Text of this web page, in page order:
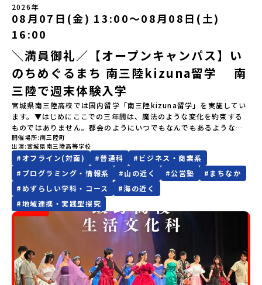
合、以下のルールに沿って対応させていただきます。ご了承くださ
い。プログラム開催日の前日＜7月27日＞から、【キャンセルのご連
絡日：お支払いいただく旅行代金】・21日目にあたる日以前：無
の前日：40％・プログラム開始日当日：50％・ご連絡無しでの不参
加またはプログラム開始後の解除：100％・催行中止について天候な
どの状況等によって開催を見合わせる可能性があります。その場合
は原則、開催日1週間前までにご連絡いたします。又、最少催行人数
に達しなかった場合は、開催日3週間前までに催行中止の旨をメール
にてご連絡いたします。・よくあるご質問その他、よくあるご質問
についてはこちらをご確認ください。運営団体について＜プログラ
ム主催：一般財団法人地域・教育魅力化プラットフォーム＞「意志
ある若者にあふれる持続可能な地域・社会をつくる」というビジョ
ンを掲げ、2017年3月に島根県に設立した教育事業団体です。日本
全国約200の高校と連携しながら、中学卒業後に地域の枠を越えて生
徒一人ひとりの夢や価値観に合った地域・学校で1〜3年間過ごすこ
とができるシステム「地域みらい留学」をはじめとした、教育事業
や地域活性モデルをつくり続けています。名 称：一般財団法人地
域・教育魅力化プラットフォーム設 立：2017年3月代表者：岩本
悠所在地：〒690-0842 島根県松江市東本町二丁目25-6 みらい
BASE2階 その他所在地公式HP：http://c-platform.or.jp/お問い
合わせ先担当：小川・小原E-mail：info@miratabi.jp「おためし
地域留学体験」のプログラム開催情報を公式LINEにて配信中！ぜひ
ご登録ください♪地域みらい留学公式LINE
「@miratabi.jp」からのメールを受信できるよう設定をお願いいた
します。※結果に関する個別のお問合せにはお答えしておりません
ので、ご了承ください。・お申し込みについてお申込はお一人様1回
変更はできません。お申込時は、メールアドレスの入力間違いにご
注意ください。・宿泊について１室に複数(同性2～4名程度)で宿泊
いただく予定です。・食事アレルギー対応について個別の詳細なア
レルギー対応希望にはお応えしかねる場合がございます。対応が必
要な場合は必ず事前にご相談ください。・参加取消や急遽参加でき
なくなった場合について参加決定後の参加お取り消しはご遠慮下さ
い。やむを得ないお取り消しの場合はお早めに事務局までご連絡く
ださい。・キャンセルポリシーやむを得ない参加お取り消しの場
合、以下のルールに沿って対応させていただきます。ご了承くださ
い。プログラム開催日の前日＜8月2日＞から、【キャンセルのご連
絡日：お支払いいただく旅行代金】・21日目にあたる日以前：無
料・20日目-8日目：20％・7日目-2日目：30％・プログラム開始日
の前日：40％・プログラム開始日当日：50％・ご連絡無しでの不参
加またはプログラム開始後の解除：100％・催行中止について天候な
どの状況等によって開催を見合わせる可能性があります。その場合
は原則、開催日1週間前までにご連絡いたします。又、最少催行人数
に達しなかった場合は、開催日3週間前までに催行中止の旨をメール
にてご連絡いたします。・よくあるご質問その他、よくあるご質問
についてはこちらをご確認ください。運営団体について＜プログラ
ム主催：一般財団法人地域・教育魅力化プラットフォーム＞「意志
ある若者にあふれる持続可能な地域・社会をつくる」というビジョ
14:30 解散【対象】中学2年生、中学3年生【宿泊先】ペンションき
らく※1室に複数(同性2～4名程度)で宿泊いただく予定です。【旅行
代金】無料※旅行代金に含まれる費用のうち、以下の内容が無料と
なります：・宿泊費（2泊分）・プログラム内のアクティビティ・体
験費用・一部の食事代*以下の費用は参加者のご負担となります・集
合場所までの往復交通費・お土産代や自由時間の個人飲食費などの
個人的費用【募集人数】最大10名（お申し込み多数の場合は抽選の
上決定）【参加者決定】お申し込み多数の場合は、締め切り後1週間
を目途に当落結果をご連絡いたします。【申し込み締切】6月8日
(月)12：00 から 6月22日(月) 12：00まで疑問も不安もワクワクに
変える！「おためし地域留学」ステップアップ説明会プログラムの
内容を詳しく知りたい方や、お申し込みを迷われている方向けに
Zoomでのオンライン配信を行います。知りたい情報のレベルに合
わせて、以下の2つのステップをご活用ください。【STEP 1】全体
オンライン説明会（アーカイブ動画を公開中！）〜まずは「おため
し地域留学」を知りたい方へ〜日本全国20以上の地域から選んで参
加できる「おためし地域留学」の全体像や魅力について、説明会を
開催しました。中学生一人での参加にあたり、保護者様が特に気に
なる「安全面」や「事務局のサポート体制」についても詳しく解説
しています。ぜひ、ご自宅からお気軽にご視聴ください。🎬 [アーカ
イブ動画を視聴する]YouTube：
https://youtu.be/Yt8nd04aNgA?si=e5erbspvwz5O8_uF
【STEP 2】プログラム説明会〜「八幡平市」の内容をもっと知りし
たい方へ〜全体説明を聞いたうえで、「プログラムで何をする
の？」「どんなまちなの？」という疑問にお答えする詳細配信で
ける活動を行っています。今回のプログラムでは、この取り組みを
行う高校生たちと一緒に夕食づくりを体験。地域の食文化と向き合
っている先輩から直接話を聞くことができます🎵先輩たちとの交流
んな他にはないスペシャルな魅力がギュッと詰まった北海道標津町
でアクティビティをしたり、五感で感じるフィールドワークをしな
がら「雄大な自然と生き物」「伝統的な産業と人々の暮らし」の魅
力に触れ一緒に探求しませんか？体験のおすすめポイント体験プロ
グラム内容（予定）＜１日目＞（PM）「オリエンテーション・自己
紹介ワーク」「サーモン科学館見学」 -「鮭の聖地・しべつ」の歴
史や成り立ちを知る「夕食」 -高校生も一緒にみんなで夕食「1日
目の振り返り会」＜2日目＞（AM）「 ポー川史跡公園散策または渓
流釣り体験」 -1万年前の縄文文化に触れる -渓流釣りで自然を満
喫（PM）「地引網体験」 -地元の方との交流「自由時間：海の公
園で高校生とあそぶ！かたる！」 -高校生との交流「みんなで
BBQ・花火大会」 -さらにまちの人たちと交流＜3日目＞（AM）
「3日間の振り返りワーク」 -みんなで振り返り対話（PM） 13：
00 解散 (中標津空港 13：30頃到着)※14：50 中標津空港発 (羽田
空港16：45着)便を利用する想定※天候の状況や参加人数によってプ
ログラムを変更する場合がございます。参加概要【開催場所】北海
道標津町【実施日程】8月4日（火）〜 8月6日（木）※参加が確定し
た方には7月10日(金) 18：30～20：00に「参加者向け事前オンラ
イン研修」をご案内する予定です。必ず参加をお願いします。【集合
場所・時間】中標津空港 8月4日(火) 14：30 集合【解散場所・時
間】中標津空港 8月6日(木) 13：30 解散【対象】中学2年生、中学3
2026年
08月07日(金) 13:00〜08月08日(土)
16:00
＼満員御礼／【オープンキャンパス】い
のちめぐるまち 南三陸kizuna留学 南
三陸で週末体験入学
宮城県南三陸高校では国内留学「南三陸kizuna留学」を実施してい
ます。▼はじめにここでの三年間は、魔法のような変化を約束する
ものではありません。都会のようにいつでもなんでもあるような便
利さではないし、冬の寒さは少し厳しいかもしれません。何かにチ
ャレンジしようと思えば、壁にぶつかることだってあるはずです。
正直に言えば、ここは至れり尽くせりの環境ではありません。学校
のなかでも、学びのフィールドとなる南三陸町でも、日々試行錯誤
が続いています。それでも、私たちは知っています。この「ままなら
なさ」と向き合った時間が、人をいちばん強くすることを。 ここで
はあなたを、一人の新たな町民として迎えます。 お客様ではなく、
この町の未来を一緒につくり、魅力的にしていく仲間として、君を
待っています。▼週末体験入学でお伝えすること(昨年度の例)・留学
生活の拠点となる南三陸高校で授業体験・留学生の先輩たちととも
に旭桜寮を見学 ＆ 質問・交流の時間・学びのフィールドとなる南三
陸を体験・交流会本説明会は学校、町役場、コーディネーターとと
もに、留学生と地元生が説明役を務めてくれます。⚪︎これまでの先輩
方はこんなお話をしてくれました。・進路で悩んだポイント、南三
開催場所 南三陸町
出演 宮城県南三陸高等学校
#オフライン(対面) #普通科 # ビジネス・商業系
# プログラミング・情報系 #山の近く #公営塾 # まちなか
#めずらしい学科・コース #海の近く
#地域連携・実践型探究